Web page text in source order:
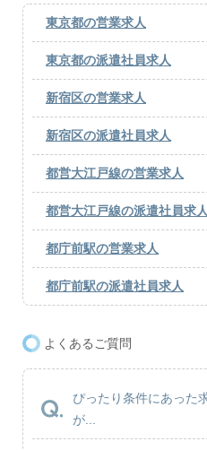
東京都の営業求人
東京都の派遣社員求人
新宿区の営業求人
新宿区の派遣社員求人
都営大江戸線の営業求人
都営大江戸線の派遣社員求人
都庁前駅の営業求人
都庁前駅の派遣社員求人
よくあるご質問
ぴったり条件にあった
が...